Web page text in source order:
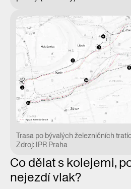
Trasa po bývalých železničních
Zdroj: IPR Praha
Co dělat s kolejemi,
nejezdí vlak?